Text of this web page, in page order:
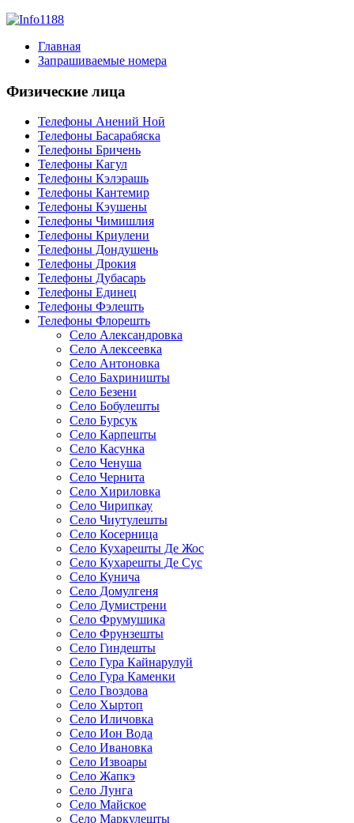
Главная
Запрашиваемые номера
Физические лица
Телефоны Анений Ноӣ
Телефоны Басарабяска
Телефоны Бричень
Телефоны Кагул
Телефоны Кэлэрашь
Телефоны Кантемир
Телефоны Кэушены
Телефоны Чимишлия
Телефоны Криулени
Телефоны Дондушень
Телефоны Дрокия
Телефоны Дубасарь
Телефоны Единец
Телефоны Фэлешть
Телефоны Флорешть
Село Александровка
Село Алексеевка
Село Антоновка
Село Бахриништы
Село Безени
Село Бобулешты
Село Бурсук
Село Карпешты
Село Касунка
Село Ченуша
Село Чернита
Село Хириловка
Село Чирипкау
Село Чиутулешты
Село Косерница
Село Кухарешты Де Жос
Село Кухарешты Де Сус
Село Кунича
Село Домулгеня
Село Думистрени
Село Фрумушика
Село Фрунзешты
Село Гиндешты
Село Гура Кайнарулуй
Село Гура Каменки
Село Гвоздова
Село Хыртоп
Село Иличовка
Село Ион Вода
Село Ивановка
Село Извоары
Село Жапкэ
Село Лунга
Село Майское
Село Маркулешты